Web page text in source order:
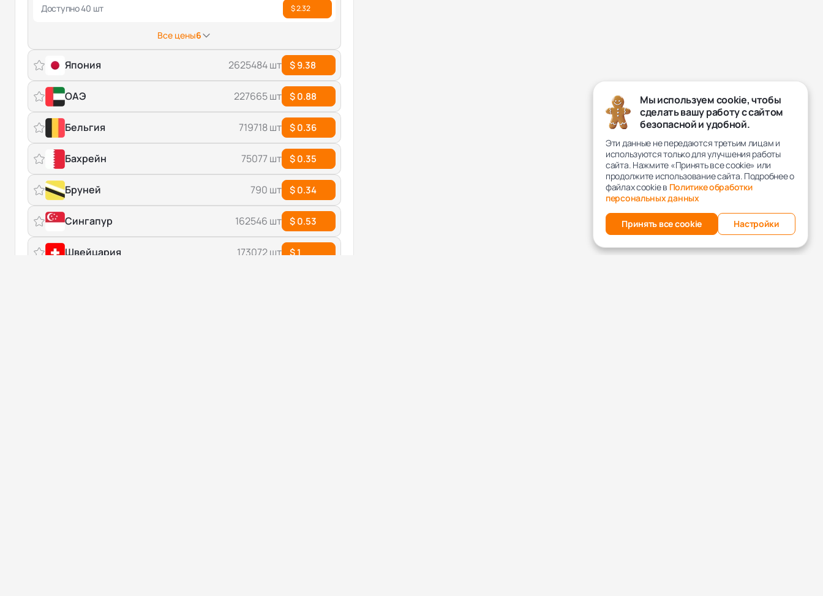
Доступно 40 шт $ 2.32
Все цены6
Япония 2625484 шт $ 9.38
ОАЭ 227665 шт $ 0.88
Бельгия 719718 шт $ 0.36
Бахрейн 75077 шт $ 0.35
Бруней 790 шт $ 0.34
Сингапур 162546 шт $ 0.53
Швейцария 173072 шт $ 1
Мы используем cookie, чтобы
сделать вашу работу с сайтом
безопасной и удобной.
Эти данные не передаются третьим лицам и
используются только для улучшения работы
сайта. Нажмите «Принять все cookie» или
продолжите использование сайта. Подробнее о
файлах cookie в Политике обработки
персональных данных
Принять все cookie Настройки